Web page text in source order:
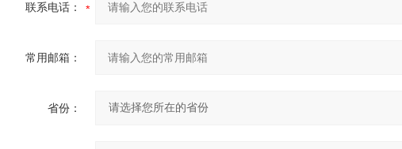
联系电话：
常用邮箱：
省份：